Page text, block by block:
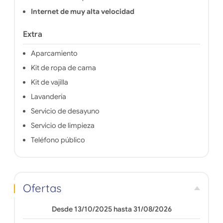
Internet de muy alta velocidad
Extra
Aparcamiento
Kit de ropa de cama
Kit de vajilla
Lavandería
Servicio de desayuno
Servicio de limpieza
Teléfono público
Ofertas
Desde 13/10/2025 hasta 31/08/2026